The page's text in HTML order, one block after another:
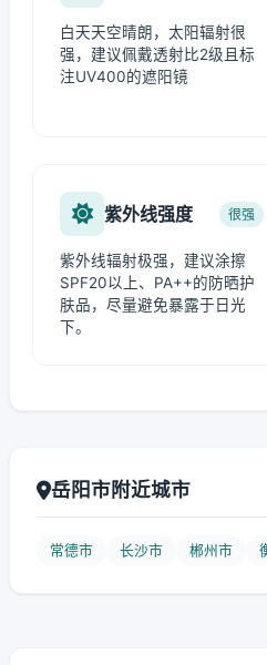
白天天空晴朗，太阳辐射很
强，建议佩戴透射比2级且标
注UV400的遮阳镜
紫外线强度 很强
紫外线辐射极强，建议涂擦
SPF20以上、PA++的防晒护
肤品，尽量避免暴露于日光
下。
岳阳市附近城市
常德市 长沙市 郴州市